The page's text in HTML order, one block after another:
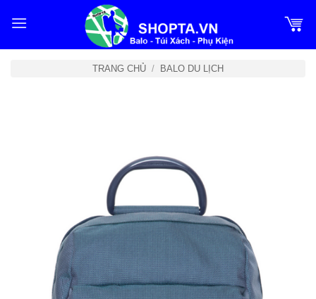
qua
TRANG CHỦ / BALO DU LỊCH